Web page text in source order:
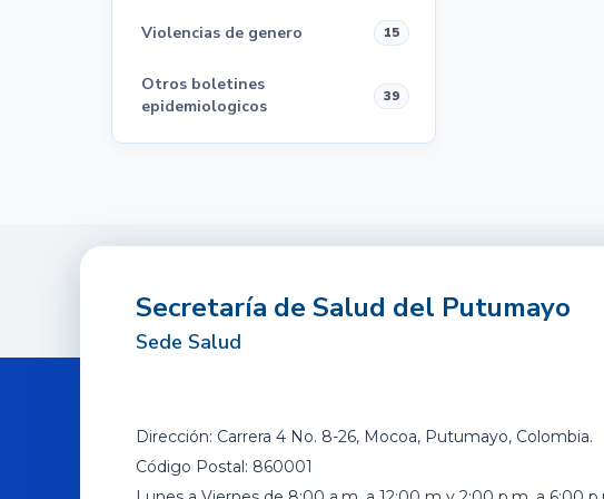
Violencias de genero 15
Otros boletines
epidemiologicos
39
Secretaría de Salud del Putumayo
Sede Salud
Dirección: Carrera 4 No. 8-26, Mocoa, Putumayo, Colombia.
Código Postal: 860001